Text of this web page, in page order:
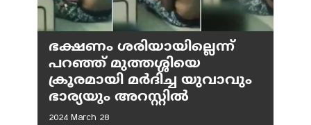
ഭക്ഷണം ശരിയായില്ലെന്ന്
പറഞ്ഞ് മുത്തശ്ശിയെ
ക്രൂരമായി മര്‍ദിച്ച യുവാവും
ഭാര്യയും അറസ്റ്റില്‍
2024 March 28